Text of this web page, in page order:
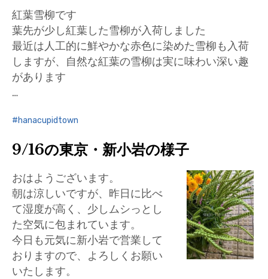
紅葉雪柳です
葉先が少し紅葉した雪柳が入荷しました
最近は人工的に鮮やかな赤色に染めた雪柳も入荷
しますが、自然な紅葉の雪柳は実に味わい深い趣
があります
…
hanacupidtown
9/16の東京・新小岩の様子
おはようございます。
朝は涼しいですが、昨日に比べ
て湿度が高く、少しムシっとし
た空気に包まれています。
今日も元気に新小岩で営業して
おりますので、よろしくお願い
いたします。